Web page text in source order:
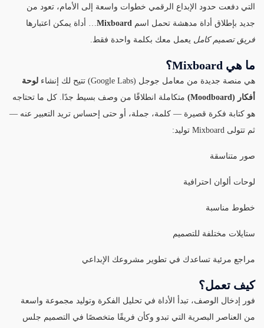
التي دفعت حدود الإبداع الرقمي خطوات واسعة إلى الأمام، تعود من
جديد بإطلاق أداة مدهشة تحمل اسم Mixboard… أداة يمكن اعتبارها
فريق تصميم كامل يعمل معك بكلمة واحدة فقط.
ما هي Mixboard؟
هي منصة جديدة من معامل جوجل (Google Labs) تتيح لك إنشاء
لوحة
أفكار (Moodboard)
متكاملة انطلاقًا من وصف بسيط جدًا. كل ما تحتاجه
هو كتابة فكرة قصيرة — كلمة، جملة، أو حتى إحساس تريد التعبير عنه —
ثم تتولى Mixboard توليد:
صور متناسقة
لوحات ألوان احترافية
خطوط مناسبة
ستايلات مختلفة للتصميم
مراجع مرئية تساعدك في تطوير مشروعك الإبداعي
كيف تعمل؟
فور إدخال الوصف، تبدأ الأداة في تحليل الفكرة وتوليد مجموعة واسعة
من العناصر البصرية التي تبدو وكأن فريقًا متخصصًا في التصميم جلس